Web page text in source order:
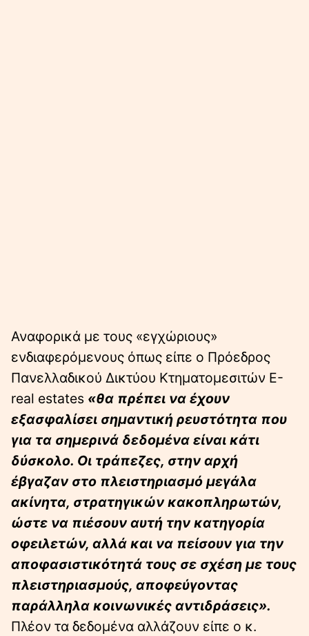
Αναφορικά με τους «εγχώριους»
ενδιαφερόμενους όπως είπε ο Πρόεδρος
Πανελλαδικού Δικτύου Κτηματομεσιτών Ε-
real estates «θα πρέπει να έχουν
εξασφαλίσει σημαντική ρευστότητα που
για τα σημερινά δεδομένα είναι κάτι
δύσκολο. Οι τράπεζες, στην αρχή
έβγαζαν στο πλειστηριασμό μεγάλα
ακίνητα, στρατηγικών κακοπληρωτών,
ώστε να πιέσουν αυτή την κατηγορία
οφειλετών, αλλά και να πείσουν για την
αποφασιστικότητά τους σε σχέση με τους
πλειστηριασμούς, αποφεύγοντας
παράλληλα κοινωνικές αντιδράσεις».
Πλέον τα δεδομένα αλλάζουν είπε ο κ.